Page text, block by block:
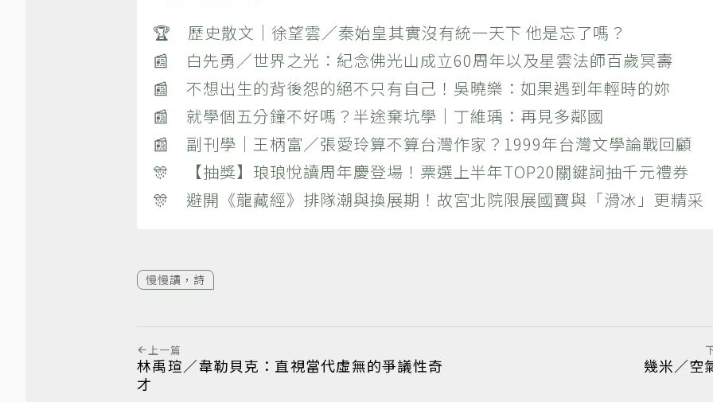
🏆 歷史散文｜徐望雲／秦始皇其實沒有統一天下 他是忘了嗎？
📰 白先勇／世界之光：紀念佛光山成立60周年以及星雲法師百歲冥壽
📰 不想出生的背後怨的絕不只有自己！吳曉樂：如果遇到年輕時的妳
📰 就學個五分鐘不好嗎？半途棄坑學｜丁維瑀：再見多鄰國
📰 副刊學｜王柄富／張愛玲算不算台灣作家？1999年台灣文學論戰回顧
🎊 【抽獎】琅琅悅讀周年慶登場！票選上半年TOP20關鍵詞抽千元禮券
🎊 避開《龍藏經》排隊潮與換展期！故宮北院限展國寶與「滑冰」更精采
慢慢讀，詩
上一篇
林禹瑄／韋勒貝克：直視當代虛無的爭議性奇
才
幾米／空